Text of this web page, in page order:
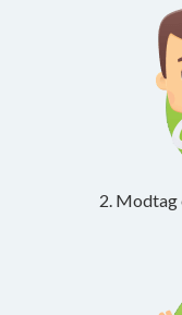
2. Modtag